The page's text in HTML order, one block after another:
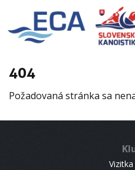
404
Požadovaná stránka sa